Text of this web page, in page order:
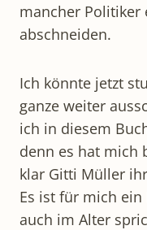
mancher Politiker
abschneiden.
Ich könnte jetzt
ganze weiter
ich in diesem
denn es hat mich
klar Gitti Müller
Es ist für mich ein
auch im Alter